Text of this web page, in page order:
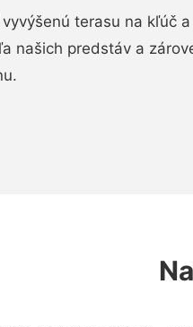
terasu na kľúč a
našich predstáv a